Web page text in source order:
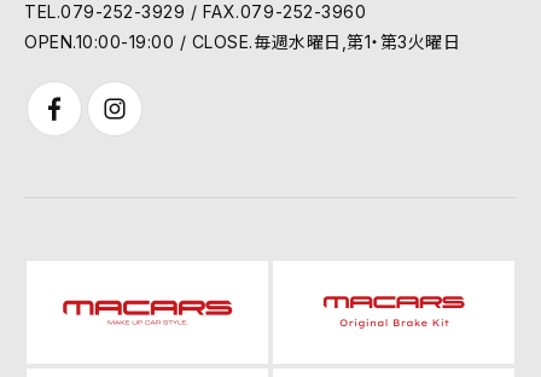
TEL.079-252-3929 / FAX.079-252-3960
OPEN.10:00-19:00 / CLOSE.毎週水曜日,第1・第3火曜日